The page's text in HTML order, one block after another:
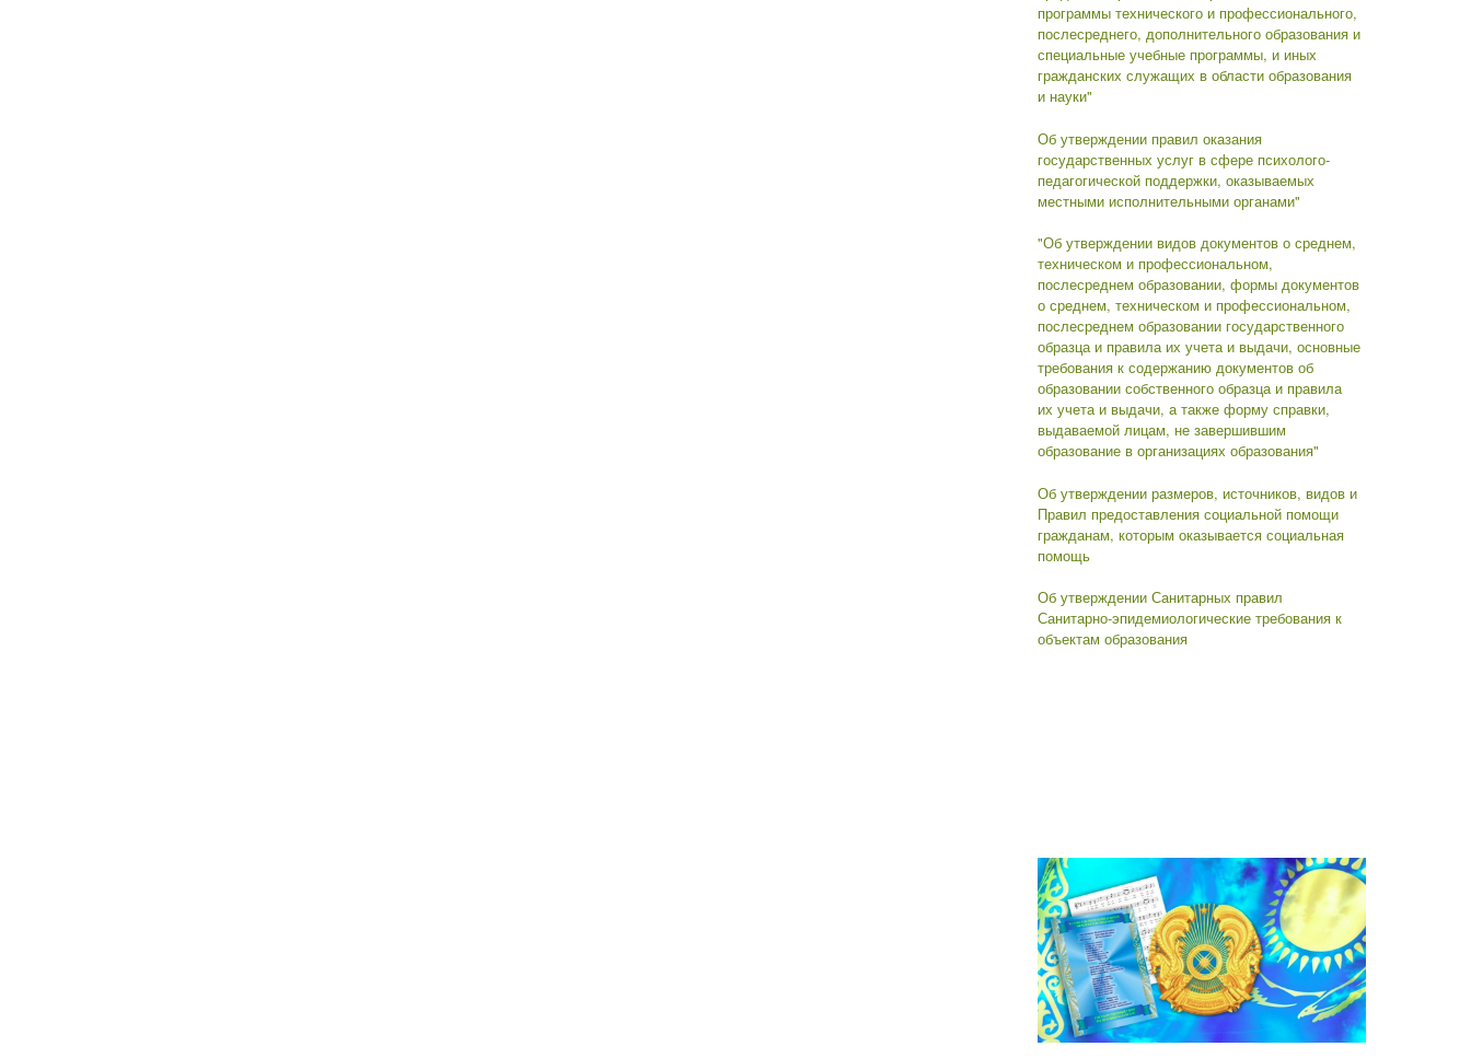
программы технического и профессионального,
послесреднего, дополнительного образования и
специальные учебные программы, и иных
гражданских служащих в области образования
и науки"
Об утверждении правил оказания
государственных услуг в сфере психолого-
педагогической поддержки, оказываемых
местными исполнительными органами"
"Об утверждении видов документов о среднем,
техническом и профессиональном,
послесреднем образовании, формы документов
о среднем, техническом и профессиональном,
послесреднем образовании государственного
образца и правила их учета и выдачи, основные
требования к содержанию документов об
образовании собственного образца и правила
их учета и выдачи, а также форму справки,
выдаваемой лицам, не завершившим
образование в организациях образования"
Об утверждении размеров, источников, видов и
Правил предоставления социальной помощи
гражданам, которым оказывается социальная
помощь
Об утверждении Санитарных правил
Санитарно-эпидемиологические требования к
объектам образования